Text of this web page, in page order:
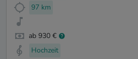
97 km
ab 930 €
Hochzeit